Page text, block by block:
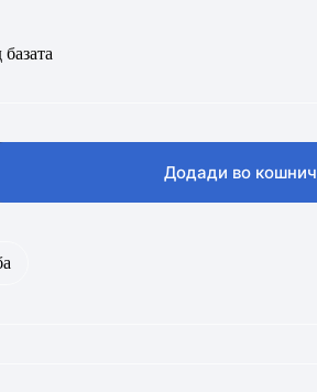
Додади во